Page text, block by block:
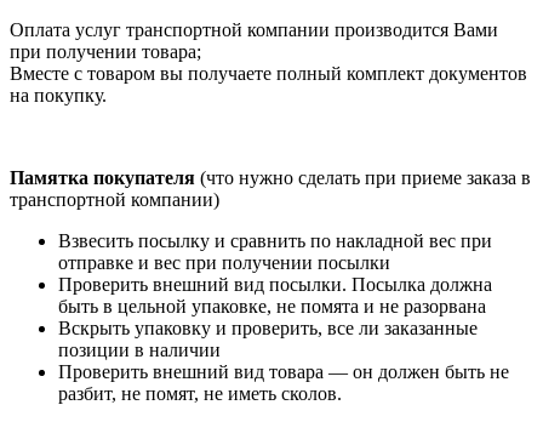
Оплата услуг транспортной компании производится Вами
при получении товара;
Вместе с товаром вы получаете полный комплект документов
на покупку.
Памятка покупателя (что нужно сделать при приеме заказа в
транспортной компании)
Взвесить посылку и сравнить по накладной вес при
отправке и вес при получении посылки
Проверить внешний вид посылки. Посылка должна
быть в цельной упаковке, не помята и не разорвана
Вскрыть упаковку и проверить, все ли заказанные
позиции в наличии
Проверить внешний вид товара — он должен быть не
разбит, не помят, не иметь сколов.